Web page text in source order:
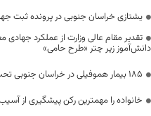
یشتازی خراسان جنوبی در پرونده ثبت
دانش‌آموز زیر چتر «طرح حامی»
۱۸۵ بیمار هموفیلی در خراسان جنوبی تحت پوشش خدمات بیمه سلامت قرار دارند
خانواده را مهمترین رکن پیشگیری از